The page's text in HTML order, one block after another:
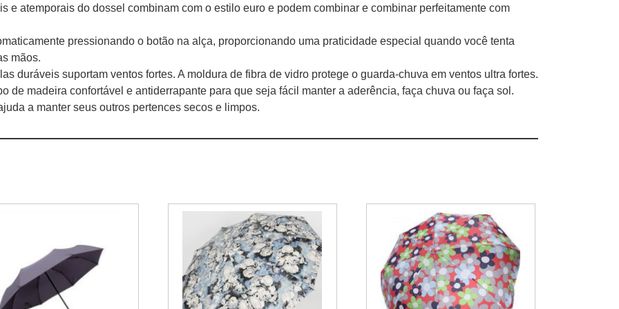
e atemporais do dossel combinam com o estilo euro e podem combinar e combinar perfeitamente com
pressionando o botão na alça, proporcionando uma praticidade especial quando você tenta
mãos.
duráveis ​​suportam ventos fortes. A moldura de fibra de vidro protege o guarda-chuva em ventos ultra fortes.
de madeira confortável e antiderrapante para que seja fácil manter a aderência, faça chuva ou faça sol.
a manter seus outros pertences secos e limpos.